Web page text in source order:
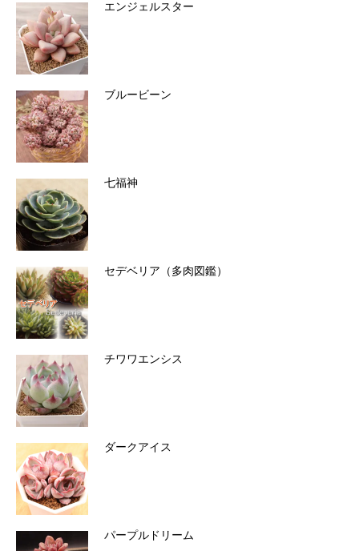
エンジェルスター
ブルービーン
七福神
セデベリア（多肉図鑑）
チワワエンシス
ダークアイス
パープルドリーム